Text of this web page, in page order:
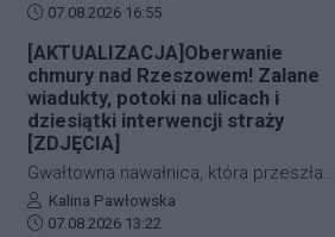
o wartości około 1500 złotych. Do
zdarzenia doszło w ścisłym centrum
miasta – pod Urzędem
Marszałkowskim przy al. Cieplińskiego.
Złodziej ze skradzionym jednośladem
wsiadł do autobusu MPK linii 28. Jego
wizerunek zarejestrowały kamery
monitoringu, a policja apeluje o pomoc
w identyfikacji mężczyzny.
Data dodania artykułu:
07.08.2026 16:55
[AKTUALIZACJA]Oberwanie
chmury nad Rzeszowem! Zalane
wiadukty, potoki na ulicach i
dziesiątki interwencji straży
[ZDJĘCIA]
Gwałtowna nawałnica, która przeszła
nad Rzeszowem tuż po godzinie 12:00,
w kilka minut sparaliżowała ruch w
Autor artykułu:
Kalina Pawłowska
Data dodania artykułu:
07.08.2026 13:22